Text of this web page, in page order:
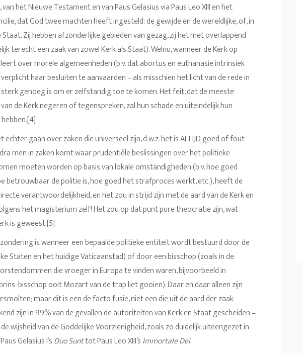
het Nieuwe Testament en van Paus Gelasius via Paus Leo XIII en het
dat God twee machten heeft ingesteld: de gewijde en de wereldlijke, of, in
Zij hebben afzonderlijke gebieden van gezag, zij het met overlappend
terecht een zaak van zowel Kerk als Staat). Welnu, wanneer de Kerk op
over morele algemeenheden (b.v. dat abortus en euthanasie intrinsiek
haar besluiten te aanvaarden – als misschien het licht van de rede in
genoeg is om er zelfstandig toe te komen. Het feit, dat de meeste
de Kerk negeren of tegenspreken, zal hun schade en uiteindelijk hun
gaan over zaken die universeel zijn, d.w.z. het is ALTIJD goed of fout
men in zaken komt waar prudentiële beslissingen over het politieke
moeten worden op basis van lokale omstandigheden (b.v. hoe goed
betrouwbaar de politie is, hoe goed het strafproces werkt, etc.), heeft de
verantwoordelijkheid, en het zou in strijd zijn met de aard van de Kerk en
het magisterium zelf! Het zou op dat punt pure theocratie zijn, wat
is geweest.[5]
is wanneer een bepaalde politieke entiteit wordt bestuurd door de
Staten en het huidige Vaticaanstad) of door een bisschop (zoals in de
die vroeger in Europa te vinden waren, bijvoorbeeld in
bisschop ooit Mozart van de trap liet gooien). Daar en daar alleen zijn
maar dit is een de facto fusie, niet een die uit de aard der zaak
zijn in 99% van de gevallen de autoriteiten van Kerk en Staat gescheiden –
wijsheid van de Goddelijke Voorzienigheid, zoals zo duidelijk uiteengezet in
Gelasius I’sDuo Sunttot Paus Leo XIII’sImmortale Dei.